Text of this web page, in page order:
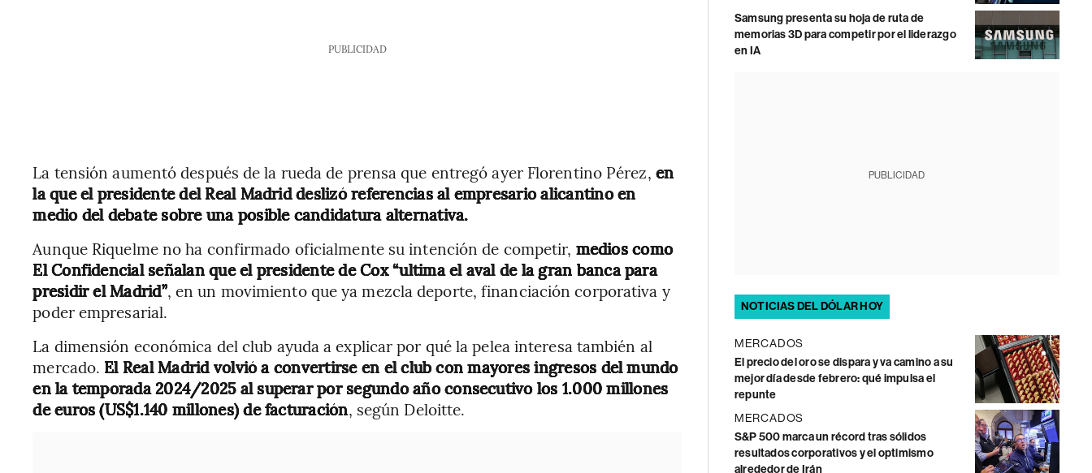
PUBLICIDAD
La tensión aumentó después de la rueda de prensa que entregó ayer Florentino Pérez, en
la que el presidente del Real Madrid deslizó referencias al empresario alicantino en
medio del debate sobre una posible candidatura alternativa.
Aunque Riquelme no ha confirmado oficialmente su intención de competir, medios como
El Confidencial señalan que el presidente de Cox “ultima el aval de la gran banca para
presidir el Madrid”, en un movimiento que ya mezcla deporte, financiación corporativa y
poder empresarial.
La dimensión económica del club ayuda a explicar por qué la pelea interesa también al
mercado. El Real Madrid volvió a convertirse en el club con mayores ingresos del mundo
en la temporada 2024/2025 al superar por segundo año consecutivo los 1.000 millones
de euros (US$1.140 millones) de facturación, según Deloitte.
Samsung presenta su hoja de ruta de
memorias 3D para competir por el liderazgo
en IA
PUBLICIDAD
NOTICIAS DEL DÓLAR HOY
MERCADOS
El precio del oro se dispara y va camino a su
mejor día desde febrero: qué impulsa el
repunte
MERCADOS
S&P 500 marca un récord tras sólidos
resultados corporativos y el optimismo
alrededor de Irán